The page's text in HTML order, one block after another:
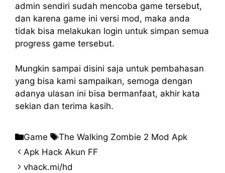
admin sendiri sudah mencoba game tersebut,
dan karena game ini versi mod, maka anda
tidak bisa melakukan login untuk simpan semua
progress game tersebut.
Mungkin sampai disini saja untuk pembahasan
yang bisa kami sampaikan, semoga dengan
adanya ulasan ini bisa bermanfaat, akhir kata
sekian dan terima kasih.
Kategori
Game Tag
The Walking Zombie 2 Mod Apk
Apk Hack Akun FF
vhack.mi/hd